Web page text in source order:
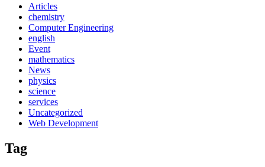
Articles
chemistry
Computer Engineering
english
Event
mathematics
News
physics
science
services
Uncategorized
Web Development
Tag